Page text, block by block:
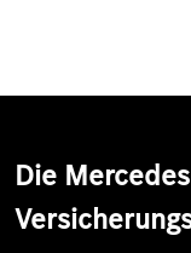
Die